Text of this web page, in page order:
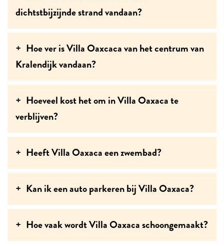
dichtstbijzijnde strand vandaan?
Hoe ver is Villa Oaxcaca van het centrum van
Kralendijk vandaan?
Hoeveel kost het om in Villa Oaxaca te
verblijven?
Heeft Villa Oaxaca een zwembad?
Kan ik een auto parkeren bij Villa Oaxaca?
Hoe vaak wordt Villa Oaxaca schoongemaakt?